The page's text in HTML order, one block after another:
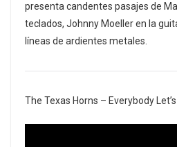
presenta candentes pasajes de
teclados, Johnny Moeller en la
líneas de ardientes metales.
The Texas Horns – Everybody Let’s